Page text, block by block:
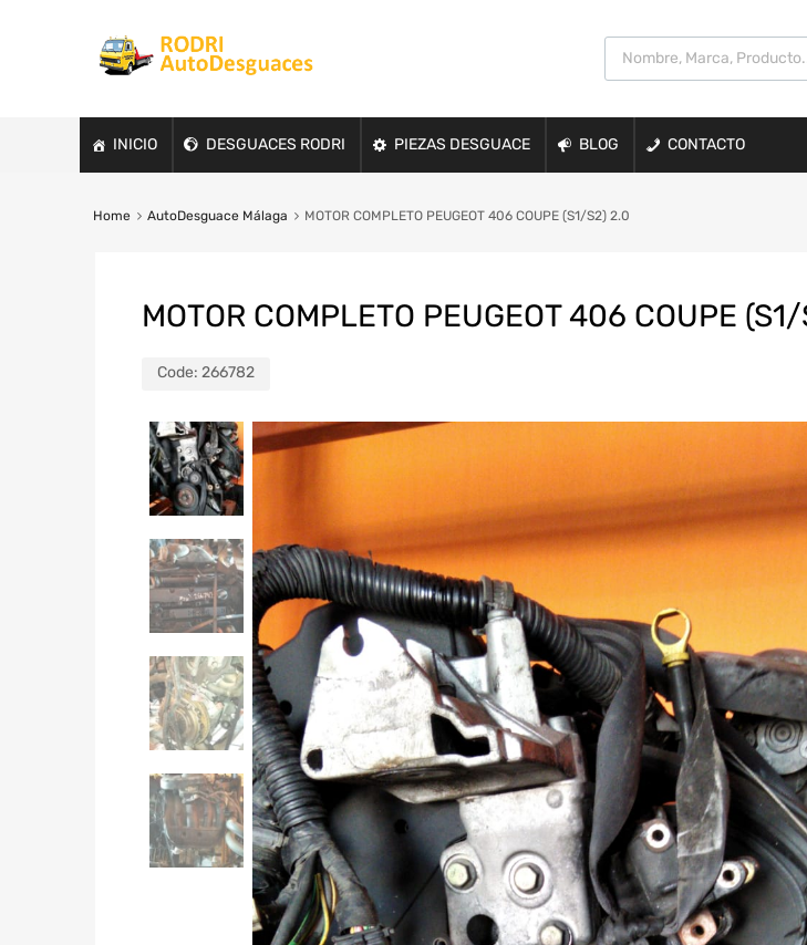
INICIO DESGUACES RODRI PIEZAS DESGUACE BLOG CONTACTO
Home AutoDesguace Málaga MOTOR COMPLETO PEUGEOT 406 COUPE (S1/S2) 2.0
MOTOR COMPLETO PEUGEOT 406 COUPE
Code: 266782